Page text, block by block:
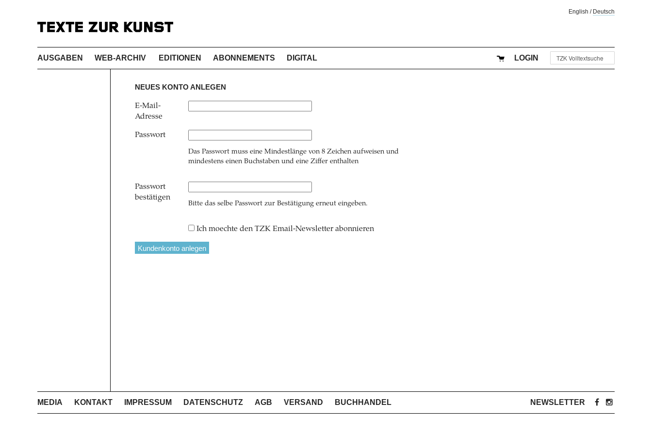
English / Deutsch
AUSGABEN WEB-ARCHIV EDITIONEN ABONNEMENTS DIGITAL LOGIN
NEUES KONTO ANLEGEN
E-Mail-
Adresse
Passwort
Das Passwort muss eine Mindestlänge von 8 Zeichen aufweisen und
mindestens einen Buchstaben und eine Ziffer enthalten
Passwort
bestätigen
Bitte das selbe Passwort zur Bestätigung erneut eingeben.
Ich moechte den TZK Email-Newsletter abonnieren
MEDIA KONTAKT IMPRESSUM DATENSCHUTZ AGB VERSAND BUCHHANDEL NEWSLETTER